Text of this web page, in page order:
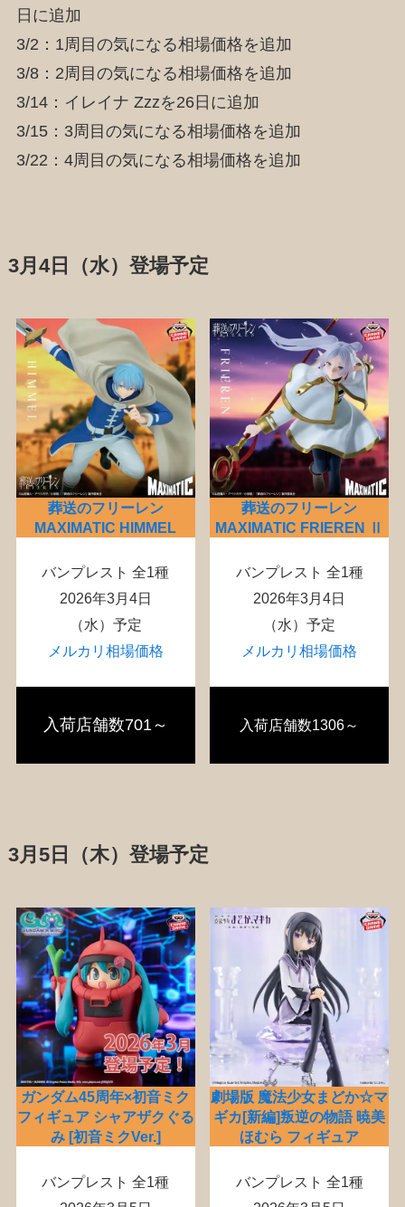
日に追加
3/2：1周目の気になる相場価格を追加
3/8：2周目の気になる相場価格を追加
3/14：イレイナ Zzzを26日に追加
3/15：3周目の気になる相場価格を追加
3/22：4周目の気になる相場価格を追加
3月4日（水）登場予定
葬送のフリーレン
MAXIMATIC HIMMEL
葬送のフリーレン
MAXIMATIC FRIEREN Ⅱ
バンプレスト 全1種
2026年3月4日
（水）予定
メルカリ相場価格
バンプレスト 全1種
2026年3月4日
（水）予定
メルカリ相場価格
入荷店舗数701～ 入荷店舗数1306～
3月5日（木）登場予定
ガンダム45周年×初音ミク
フィギュア シャアザクぐる
み [初音ミクVer.]
劇場版 魔法少女まどか☆マ
ギカ[新編]叛逆の物語 暁美
ほむら フィギュア
バンプレスト 全1種
バンプレスト 全1種